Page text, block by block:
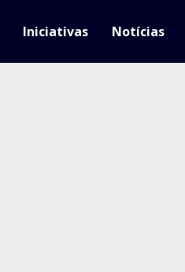
Iniciativas Notícias